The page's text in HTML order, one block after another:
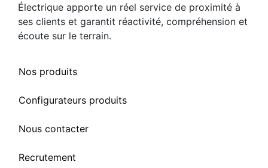
Électrique apporte un réel service de proximité à
ses clients et garantit réactivité, compréhension et
écoute sur le terrain.
Nos produits
Configurateurs produits
Nous contacter
Recrutement